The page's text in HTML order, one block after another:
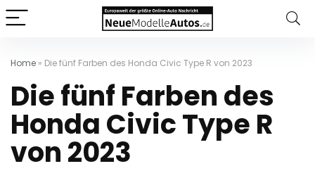
Home » Die fünf Farben des Honda Civic Type R von 2023
Die fünf Farben des
Honda Civic Type R
von 2023